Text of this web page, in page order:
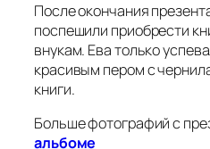
После окончания
поспешили приобрести
внукам. Ева только
красивым пером с
книги.
Больше фотографий с
альбоме